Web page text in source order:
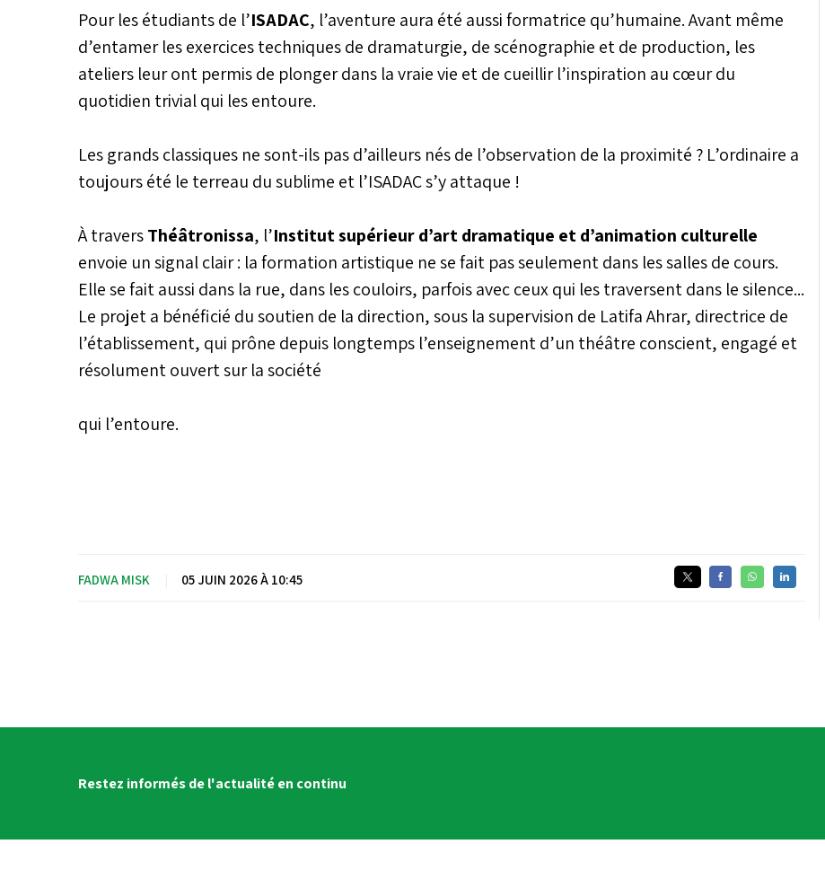
Pour les étudiants de l’ISADAC, l’aventure aura été aussi formatrice qu’humaine. Avant même
d’entamer les exercices techniques de dramaturgie, de scénographie et de production, les
ateliers leur ont permis de plonger dans la vraie vie et de cueillir l’inspiration au cœur du
quotidien trivial qui les entoure.
Les grands classiques ne sont-ils pas d’ailleurs nés de l’observation de la proximité ? L’ordinaire a
toujours été le terreau du sublime et l’ISADAC s’y attaque !
À traversThéâtronissa, l’Institut supérieur d’art dramatique et d’animation culturelle
envoie un signal clair : la formation artistique ne se fait pas seulement dans les salles de cours.
Elle se fait aussi dans la rue, dans les couloirs, parfois avec ceux qui les traversent dans le silence...
Le projet a bénéficié du soutien de la direction, sous la supervision de Latifa Ahrar, directrice de
l’établissement, qui prône depuis longtemps l’enseignement d’un théâtre conscient, engagé et
résolument ouvert sur la société
qui l’entoure.
FADWA MISK 05 JUIN 2026 À 10:45
Restez informés de l'actualité en continu